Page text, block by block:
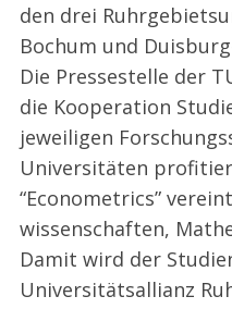
den drei
Bochum und
Die Pressestelle der
die Kooperation
jeweiligen
Universitäten
“Econometrics”
wissen­schaften,
Damit wird der
Universitätsallianz
c
h
f
o
r
: